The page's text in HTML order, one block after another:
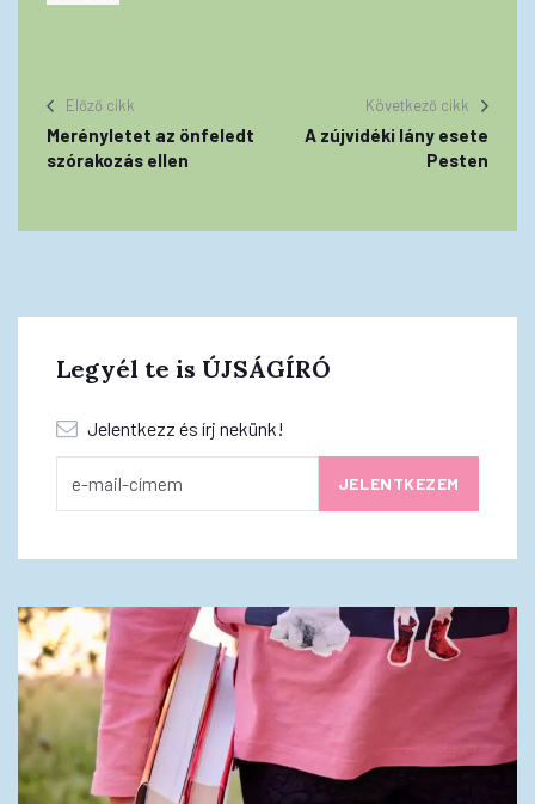
Előző cikk
Merényletet az önfeledt
szórakozás ellen
Következő cikk
A zújvidéki lány esete
Pesten
Legyél te is ÚJSÁGÍRÓ
Jelentkezz és írj nekünk!